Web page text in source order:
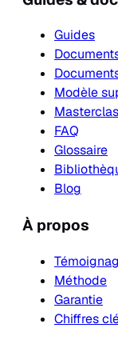
Guides
Modèle
FAQ
Glossaire
Blog
À propos
Méthode
Garantie
Chiffres